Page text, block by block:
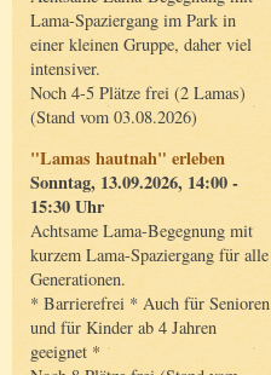
Lama-Spaziergang im Park in
einer kleinen Gruppe, daher viel
intensiver.
Noch 4-5 Plätze frei (2 Lamas)
(Stand vom 03.08.2026)
"Lamas hautnah" erleben
Sonntag, 13.09.2026, 14:00 -
15:30 Uhr
Achtsame Lama-Begegnung mit
kurzem Lama-Spaziergang für alle
Generationen.
* Barrierefrei * Auch für Senioren
und für Kinder ab 4 Jahren
geeignet *